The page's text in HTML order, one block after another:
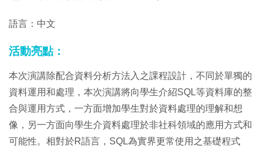
語言：中文
活動亮點：
本次演講除配合資料分析方法入之課程設計，不同於單獨的
資料運用和處理，本次演講將向學生介紹SQL等資料庫的整
合與運用方式，一方面增加學生對於資料處理的理解和想
像，另一方面向學生介資料處理於非社科領域的應用方式和
可能性。相對於R語言，SQL為實界更常使用之基礎程式